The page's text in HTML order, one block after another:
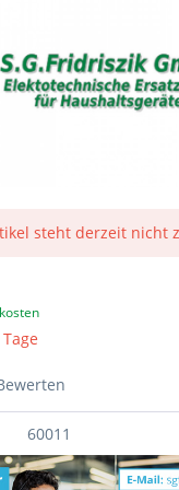
steht derzeit nicht
60011